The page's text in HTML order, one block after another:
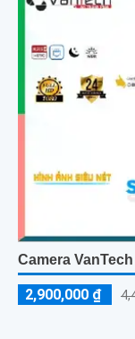
Camera
2,900,000 ₫